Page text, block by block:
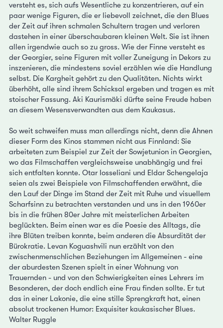
versteht es, sich aufs Wesentliche zu konzentrieren, auf ein
paar wenige Figuren, die er liebevoll zeichnet, die den Blues
der Zeit auf ihren schmalen Schultern tragen und verloren
dastehen in einer überschaubaren kleinen Welt. Sie ist ihnen
allen irgendwie auch so zu gross. Wie der Finne versteht es
der Georgier, seine Figuren mit voller Zuneigung in Dekors zu
inszenieren, die mindestens soviel erzählen wie die Handlung
selbst. Die Kargheit gehört zu den Qualitäten. Nichts wirkt
überhöht, alle sind ihrem Schicksal ergeben und tragen es mit
stoischer Fassung. Aki Kaurismäki dürfte seine Freude haben
an diesem Wesensverwandten aus dem Kaukasus.
So weit schweifen muss man allerdings nicht, denn die Ahnen
dieser Form des Kinos stammen nicht aus Finnland: Sie
arbeiteten zum Beispiel zur Zeit der Sowjetunion in Georgien,
wo das Filmschaffen vergleichsweise unabhängig und frei
sich entfalten konnte. Otar Iosseliani und Eldar Schengelaja
seien als zwei Beispiele von Filmschaffenden erwähnt, die
den Lauf der Dinge im Stand der Zeit mit Ruhe und visuellem
Scharfsinn zu betrachten verstanden und uns in den 1960er
bis in die frühen 80er Jahre mit meisterlichen Arbeiten
beglückten. Beim einen war es die Poesie des Alltags, die
ihre Blüten treiben konnte, beim anderen die Absurdität der
Bürokratie. Levan Koguashvili nun erzählt von den
zwischenmenschlichen Beziehungen im Allgemeinen - eine
der aburdesten Szenen spielt in einer Wohnung von
Trauernden - und von den Schwierigkeiten eines Lehrers im
Besonderen, der doch endlich eine Frau finden sollte. Er tut
das in einer Lakonie, die eine stille Sprengkraft hat, einen
absolut trockenen Humor: Exquisiter kaukasischer Blues.
Walter Ruggle